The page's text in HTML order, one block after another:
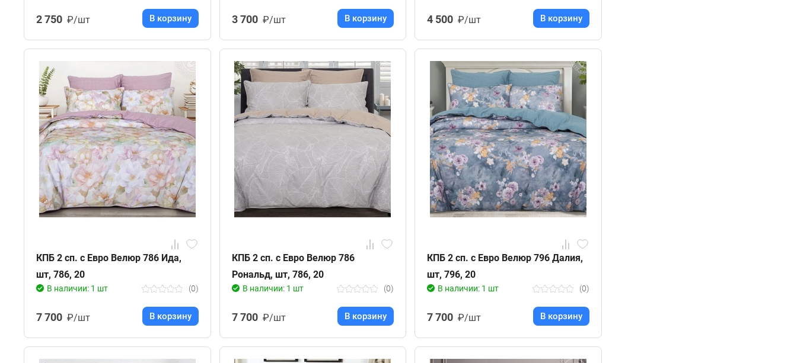
2 750 ₽/шт В корзину 3 700 ₽/шт В корзину 4 500 ₽/шт В корзину
КПБ 2 сп. с Евро Велюр 786 Ида,
шт, 786, 20
В наличии: 1 шт (0)
7 700 ₽/шт В корзину
КПБ 2 сп. с Евро Велюр 786
Рональд, шт, 786, 20
В наличии: 1 шт (0)
7 700 ₽/шт В корзину
КПБ 2 сп. с Евро Велюр 796 Далия,
шт, 796, 20
В наличии: 1 шт (0)
7 700 ₽/шт В корзину